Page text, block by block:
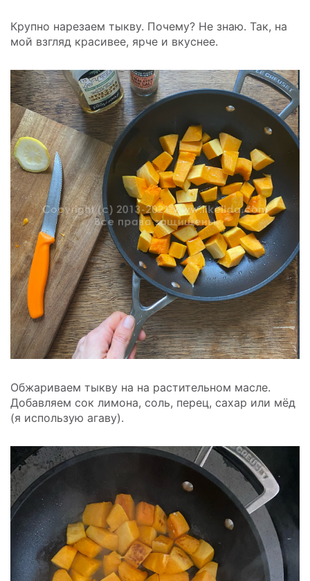
Крупно нарезаем тыкву. Почему? Не знаю. Так, на
мой взгляд красивее, ярче и вкуснее.
Обжариваем тыкву на на растительном масле.
Добавляем сок лимона, соль, перец, сахар или мёд
(я использую агаву).